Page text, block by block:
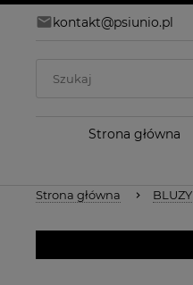
kontakt@psiunio.pl
Strona główna
Strona główna BLUZY